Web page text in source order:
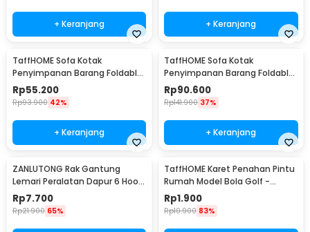
+ Keranjang + Keranjang
TaffHOME Sofa Kotak
Penyimpanan Barang Foldable
Storage Box 30x30x30cm - L170
Rp55.200
Rp93.900 42%
+ Keranjang
TaffHOME Sofa Kotak
Penyimpanan Barang Foldable
Storage Box 48x30x30cm - L170
Rp90.600
Rp141.900 37%
+ Keranjang
ZANLUTONG Rak Gantung
Lemari Peralatan Dapur 6 Hook
Besi - 2137
Rp7.700
Rp21.900 65%
TaffHOME Karet Penahan Pintu
Rumah Model Bola Golf -
HDS209
Rp1.900
Rp10.900 83%